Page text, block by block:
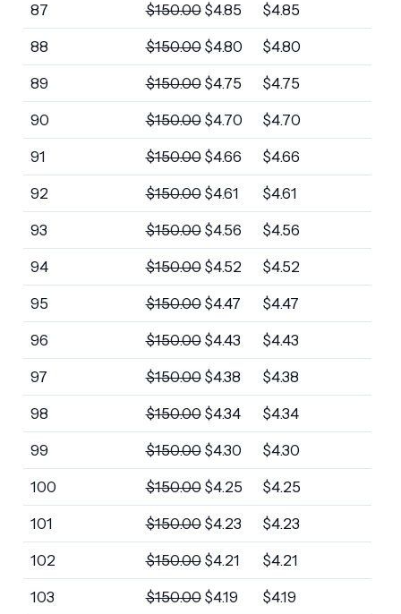
87 $150.00 $4.85 $4.85
88 $150.00 $4.80 $4.80
89 $150.00 $4.75 $4.75
90 $150.00 $4.70 $4.70
91 $150.00 $4.66 $4.66
92 $150.00 $4.61 $4.61
93 $150.00 $4.56 $4.56
94 $150.00 $4.52 $4.52
95 $150.00 $4.47 $4.47
96 $150.00 $4.43 $4.43
97 $150.00 $4.38 $4.38
98 $150.00 $4.34 $4.34
99 $150.00 $4.30 $4.30
100 $150.00 $4.25 $4.25
101 $150.00 $4.23 $4.23
102 $150.00 $4.21 $4.21
103 $150.00 $4.19 $4.19